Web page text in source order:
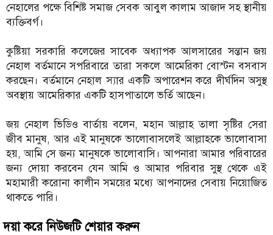
নেহালের পক্ষে বিশিষ্ট সমাজ সেবক আবুল কালাম আজাদ সহ স্থানীয়
ব্যক্তিবর্গ।
কুষ্টিয়া সরকারি কলেজের সাবেক অধ্যাপক আলসারের সন্তান জয়
নেহাল বর্তমানে সপরিবারে তারা সকলে আমেরিকা বোস্টন বসবাস
করছেন। বর্তমানে নেহাল স্যার একটি অপারেশন করে দীর্ঘদিন অসুস্থ
অবস্থায় আমেরিকার একটি হাসপাতালে ভর্তি আছেন।
জয় নেহাল ভিডিও বার্তায় বলেন, মহান আল্লাহ তালা সৃষ্টির সেরা
জীব মানুষ, আর এই মানুষকে ভালোবাসলেই আল্লাহকে ভালোবাসা
হয়, আমি সে জন্য মানুষকে ভালোবাসি। আপনারা আমার পরিবারের
জন্য দোয়া করবেন যেন আমি ও আমার পরিবার সুস্থ থেকে এই
মহামারী করোনা কালীন সময়ের মধ্যে আপনাদের সেবায় নিয়োজিত
থাকতে পারি।
দয়া করে নিউজটি শেয়ার করুন